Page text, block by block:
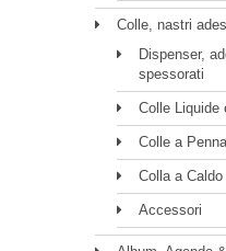
Colle, nastri
Dispenser,
spessorati
Colle Liquide
Colle a Penna
Colla a Caldo
Accessori